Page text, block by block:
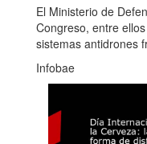
El Ministerio de
Congreso, entre
sistemas antidrones
Infobae